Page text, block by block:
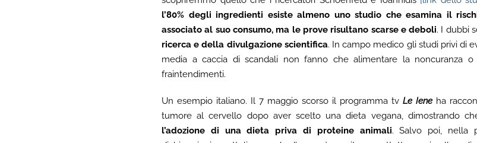
l’80% degli ingredienti esiste almeno uno studio che esamina il
associato al suo consumo, ma le prove risultano scarse e deboli. I dubbi
ricerca e della divulgazione scientifica. In campo medico gli studi privi di
media a caccia di scandali non fanno che alimentare la noncuranza o
fraintendimenti.
Un esempio italiano. Il 7 maggio scorso il programma tv Le Ieneha
tumore al cervello dopo aver scelto una dieta vegana, dimostrando
l’adozione di una dieta priva di proteine animali. Salvo poi, nella